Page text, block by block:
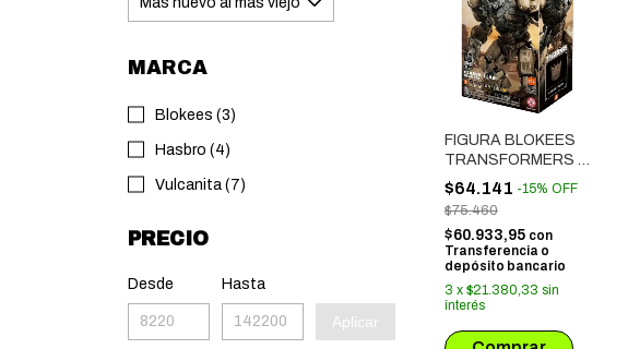
MARCA
Blokees (3)
Hasbro (4)
Vulcanita (7)
PRECIO
Desde Hasta
Aplicar
FIGURA BLOKEES
TRANSFORMERS -
CLASSIC CLASS 22
MEGATRON
(71422)
$64.141 -15% OFF
$75.460
$60.933,95 con
Transferencia o
depósito bancario
3 x $21.380,33 sin
interés